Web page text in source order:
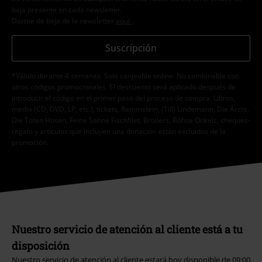
baja presente en cada newsletter.
Darme de baja de la newsletter
aquí
Suscripción
*Válido durante 4 semanas. Solo canjeable online. No combinable con
otros códigos promocionales. El descuento será aplicado después de
introducir el código en el primer paso del proceso de compra. Libros,
media (CD, DVD, LP, etc.), tickets, Rammstein, (Till) Lindemann, Die Ärzte,
Die Toten Hosen, Feine Sahne Fischfilet, Broilers, Böhse Onkelz, cheques-
regalo y artículos que incluyen una donación están excluidos de la
promoción.
Nuestro servicio de atención al cliente está a tu
disposición
Nuestro servicio de atención al cliente estará hoy disponible de 09:00